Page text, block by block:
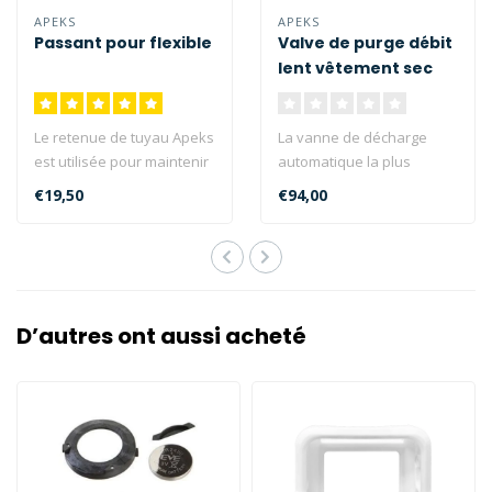
APEKS
Passant pour flexible
Le retenue de tuyau Apeks
est utilisée pour maintenir
€19,50
APEKS
Valve de purge débit
lent vêtement sec
La vanne de décharge
automatique la plus
fiable qui e..
€94,00
D’autres ont aussi acheté